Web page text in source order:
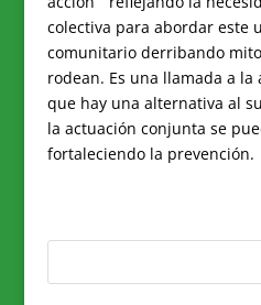
colectiva para abordar este
comunitario derribando
rodean. Es una llamada a
que hay una alternativa al
la actuación conjunta se
fortaleciendo la prevención.